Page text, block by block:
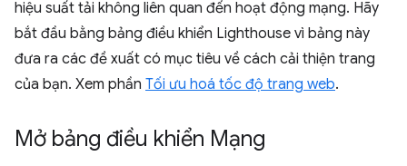
hiệu suất tải không liên quan đến hoạt động mạng. Hãy
bắt đầu bằng bảng điều khiển Lighthouse vì bảng này
đưa ra các đề xuất có mục tiêu về cách cải thiện trang
của bạn. Xem phần Tối ưu hoá tốc độ trang web.
Mở bảng điều khiển Mạng